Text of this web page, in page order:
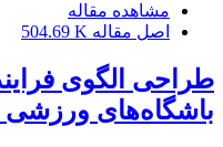
مشاهده مقاله
اصل مقاله 504.69 K
طراحی الگوی
باشگاه‌های ورزشی